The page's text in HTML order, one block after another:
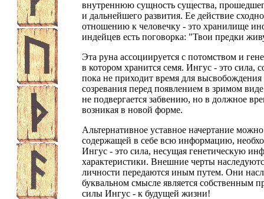
внутреннюю сущность существа,
и дальнейшего развития. Ее действие
отношению к человечку - это хранилище
индейцев есть поговорка: "Твои предки
Эта руна ассоциируется с потомством и
в котором хранится семя. Ингус - это
пока не приходит время для
созревания перед появлением в зримом
не подвергается забвению, но в должное
возникая в новой форме.
Альтернативное уставное начертание
содержащей в себе всю информацию,
Ингус - это сила, несущая генетическую
характеристики. Внешние черты
личности передаются иным путем. Они
буквальном смысле является собственным
силы Ингус - к будущей жизни!